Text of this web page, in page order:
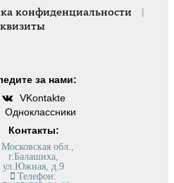
конфиденциальности
|
за нами:
VKontakte
Одноклассники
Контакты:
Московская обл.,
г.Балашиха,
ул.Южная, д.9
Телефон: